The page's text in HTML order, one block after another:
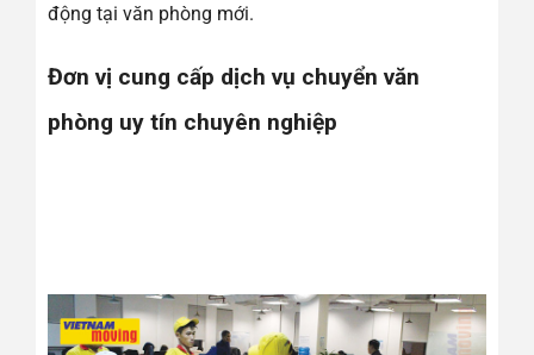
động tại văn phòng mới.
Đơn vị cung cấp dịch vụ chuyển văn
phòng uy tín chuyên nghiệp